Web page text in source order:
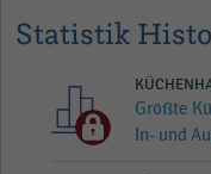
Statistik
Größte
In- und